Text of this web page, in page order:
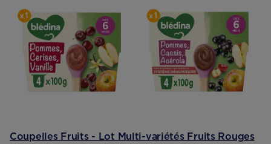
Coupelles Fruits - Lot Multi-variétés Fruits Rouges